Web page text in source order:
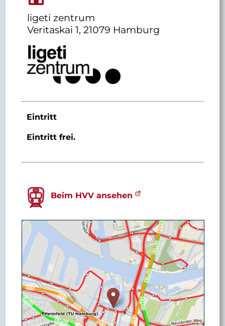
ligeti zentrum
Veritaskai 1, 21079 Hamburg
Eintritt
Eintritt frei.
Beim HVV ansehen